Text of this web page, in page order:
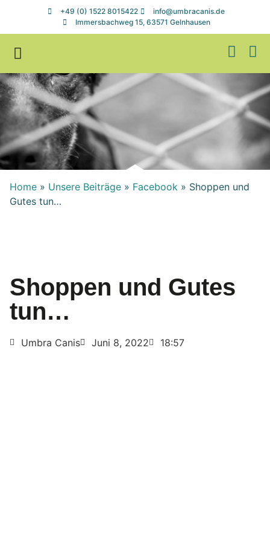
+49 (0) 1522 8015422
info@umbracanis.de
Immersbachweg 15, 63571 Gelnhausen
Home » Unsere Beiträge » Facebook » Shoppen und
Gutes tun…
Shoppen und Gutes
tun…
Umbra Canis Juni 8, 2022 18:57